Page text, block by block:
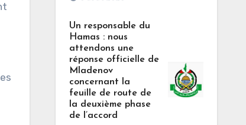
Un responsable du
Hamas : nous
attendons une
réponse officielle de
Mladenov
concernant la
feuille de route de
la deuxième phase
de l’accord